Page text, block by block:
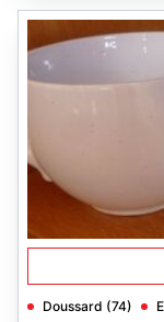
Doussard (74)